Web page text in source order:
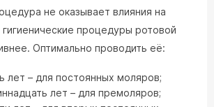
не оказывает влияния на
процедуры ротовой
Оптимально проводить её:
лет – для постоянных моляров;
лет – для премоляров;